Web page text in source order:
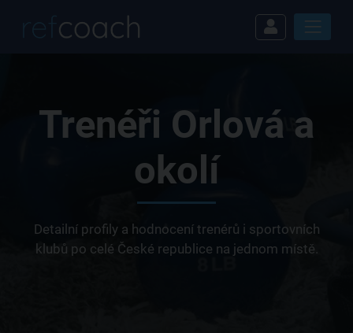
Trenéři Orlová a
okolí
Detailní profily a hodnocení trenérů i sportovních
klubů po celé České republice na jednom místě.